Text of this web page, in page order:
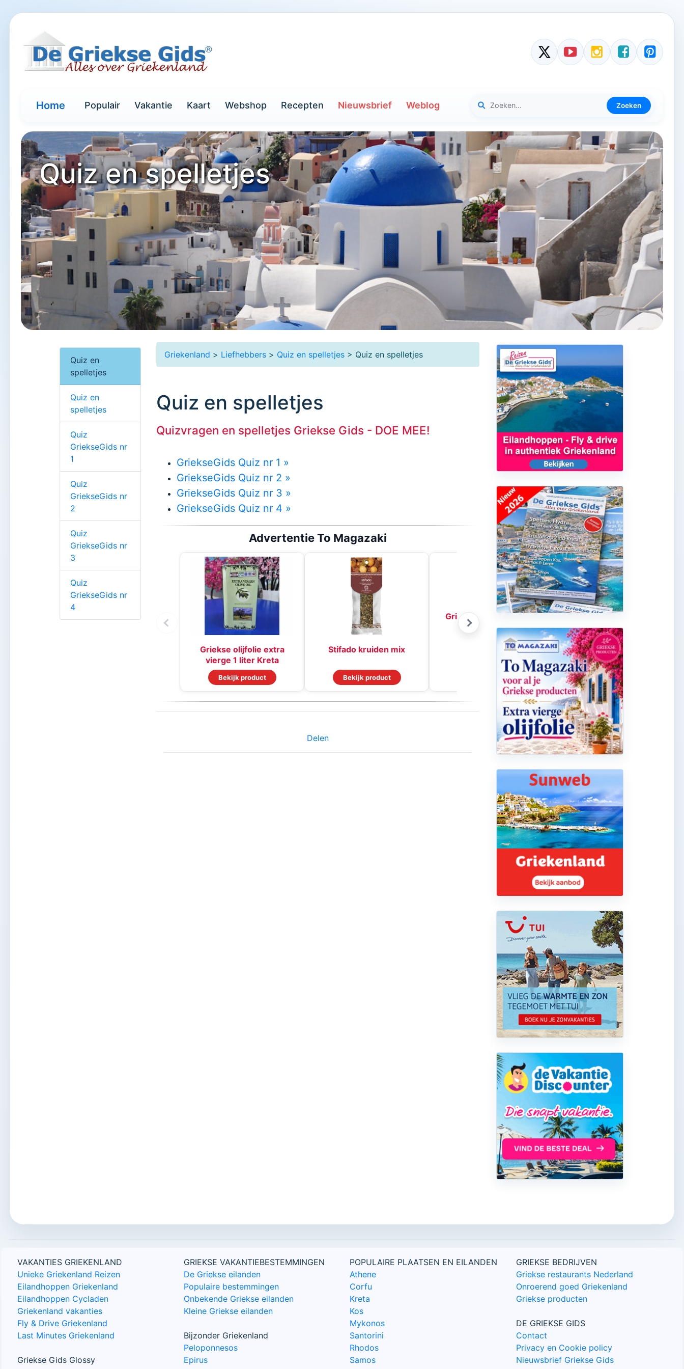
Home Populair Vakantie Kaart Webshop Recepten Nieuwsbrief Weblog Zoeken
Quiz en spelletjes
Griekenland > Liefhebbers > Quiz en spelletjes > Quiz en spelletjes
Quiz en spelletjes
Quizvragen en spelletjes Griekse Gids - DOE MEE!
GriekseGids Quiz nr 1 »
GriekseGids Quiz nr 2 »
GriekseGids Quiz nr 3 »
GriekseGids Quiz nr 4 »
Advertentie To Magazaki
Griekse olijfolie extra
vierge 1 liter Kreta
Bekijk product
Stifado kruiden mix
Bekijk product
Griekse Gids Glossy 18
Zomer
Bekijk product
Griekse honing
Bekijk product
Delen
Quiz en
spelletjes
Quiz en
spelletjes
Quiz
GriekseGids nr
1
Quiz
GriekseGids nr
2
Quiz
GriekseGids nr
3
Quiz
GriekseGids nr
4
VAKANTIES GRIEKENLAND
Unieke Griekenland Reizen
Eilandhoppen Griekenland
Eilandhoppen Cycladen
Griekenland vakanties
Fly & Drive Griekenland
Last Minutes Griekenland
Griekse Gids Glossy
GRIEKSE VAKANTIEBESTEMMINGEN
De Griekse eilanden
Populaire bestemmingen
Onbekende Griekse eilanden
Kleine Griekse eilanden
Bijzonder Griekenland
Peloponnesos
Epirus
POPULAIRE PLAATSEN EN EILANDEN
Athene
Corfu
Kreta
Kos
Mykonos
Santorini
Rhodos
Samos
GRIEKSE BEDRIJVEN
Griekse restaurants Nederland
Onroerend goed Griekenland
Griekse producten
DE GRIEKSE GIDS
Contact
Privacy en Cookie policy
Nieuwsbrief Griekse Gids